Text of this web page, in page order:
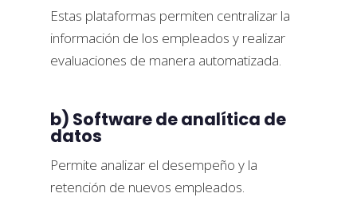
Estas plataformas permiten centralizar la
información de los empleados y realizar
evaluaciones de manera automatizada.
b) Software de analítica de
datos
Permite analizar el desempeño y la
retención de nuevos empleados.